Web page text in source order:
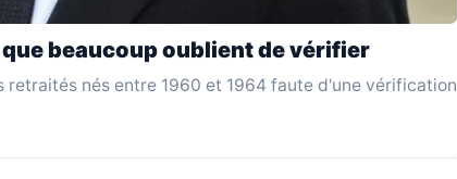
beaucoup oublient de vérifier
nés entre 1960 et 1964 faute d'une vérification